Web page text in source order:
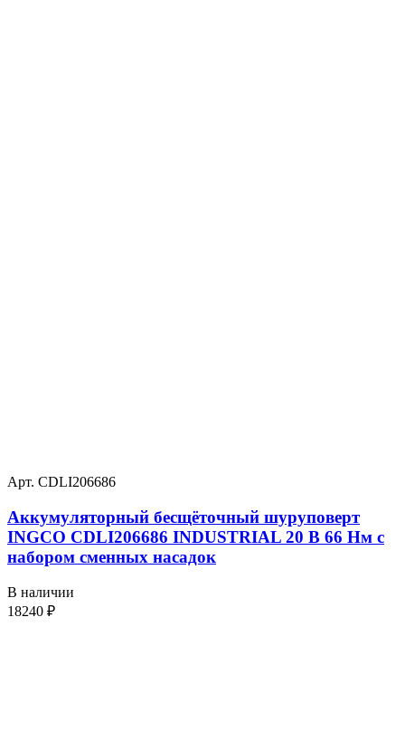
Арт. CDLI206686
Аккумуляторный бесщёточный шуруповерт
INGCO CDLI206686 INDUSTRIAL 20 В 66 Нм с
набором сменных насадок
В наличии
18240 ₽